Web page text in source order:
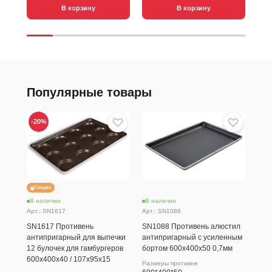
В корзину В корзину
Популярные товары
Скидка
В наличии
Арт.: SN1617
SN1617 Противень
антипригарный для выпечки
12 булочек для гамбургеров
600х400х40 / 107х95х15
-20%
В наличии
Арт.: SN1088
SN1088 Противень алюстил
антипригарный с усиленным
бортом 600х400х50 0,7мм
Размеры противня